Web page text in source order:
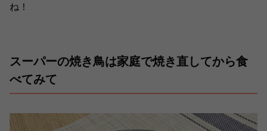
ね！
スーパーの焼き鳥は家庭で焼き直してから食
べてみて